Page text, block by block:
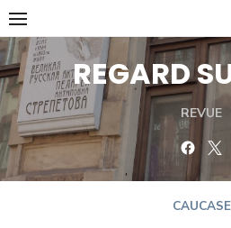
Skip
to
content
REGARD
REVUE
CAUCASE